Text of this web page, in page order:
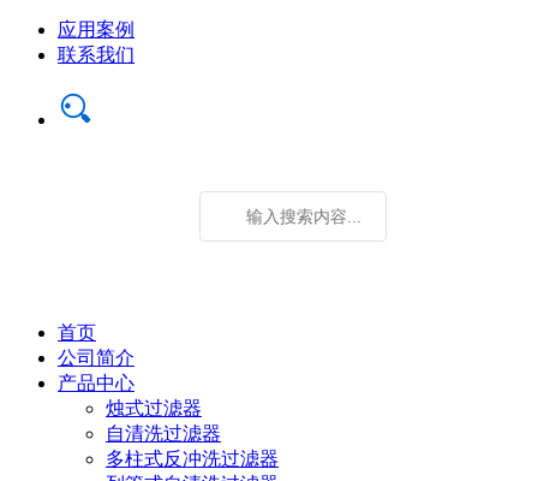
应用案例
联系我们
首页
公司简介
产品中心
烛式过滤器
自清洗过滤器
多柱式反冲洗过滤器